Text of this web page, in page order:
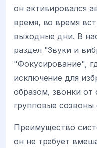
он активировался
время, во время
выходные дни. В
раздел "Звуки и
"Фокусирование",
исключение для
образом, звонки от
групповые созвоны
Преимущество
он не требует